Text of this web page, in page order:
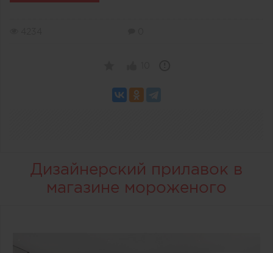
Дизайнерский прилавок в
магазине мороженого